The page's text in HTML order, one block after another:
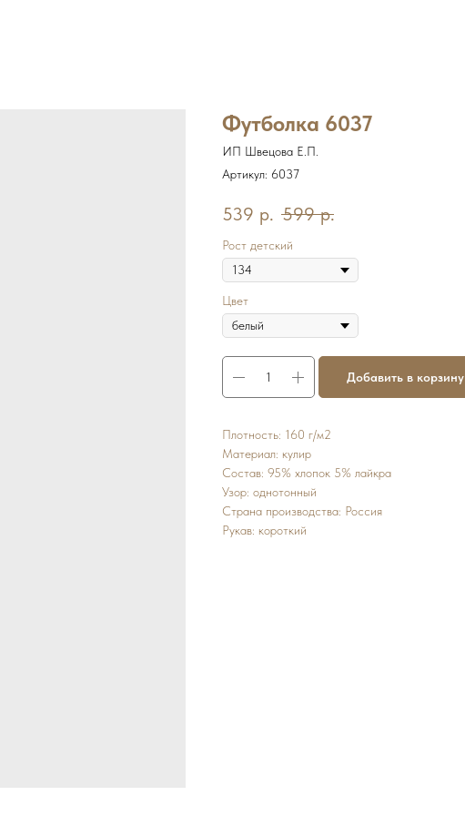
Футболка 6037
ИП Швецова Е.П.
Артикул: 6037
539 р. 599 р.
Рост детский
Цвет
Добавить в корзину
Плотность: 160 г/м2
Материал: кулир
Состав: 95% хлопок 5% лайкра
Узор: однотонный
Страна производства: Россия
Рукав: короткий